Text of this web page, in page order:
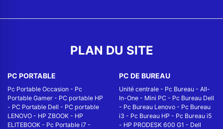
PLAN DU SITE
PC PORTABLE
Pc Portable Occasion - Pc
Portable Gamer - PC portable HP
- PC Portable Dell - PC portable
LENOVO - HP ZBOOK - HP
ELITEBOOK - Pc Portable i7 -
PC DE BUREAU
Unité centrale - Pc Bureau - All-
In-One - Mini PC - Pc Bureau Dell
- Pc Bureau Lenovo - Pc Bureau
i3 - Pc Bureau HP - Pc Bureau i5
- HP PRODESK 600 G1 - Dell